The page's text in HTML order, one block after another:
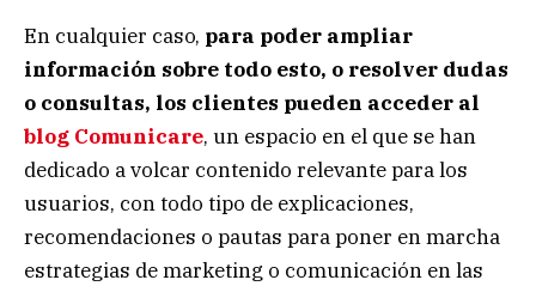
En cualquier caso, para poder ampliar
información sobre todo esto, o resolver dudas
o consultas, los clientes pueden acceder al
blog Comunicare, un espacio en el que se han
dedicado a volcar contenido relevante para los
usuarios, con todo tipo de explicaciones,
recomendaciones o pautas para poner en marcha
estrategias de marketing o comunicación en las